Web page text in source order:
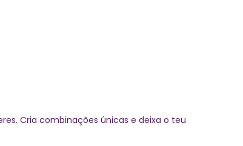
Cria combinações únicas e deixa o teu